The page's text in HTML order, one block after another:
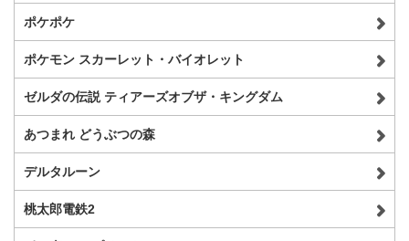
ポケポケ
ポケモン スカーレット・バイオレット
ゼルダの伝説 ティアーズオブザ・キングダム
あつまれ どうぶつの森
デルタルーン
桃太郎電鉄2